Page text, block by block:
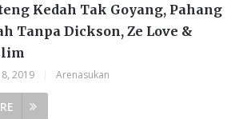
Kedah Tak Goyang, Pahang
Tanpa Dickson, Ze Love &
2019 Arenasukan